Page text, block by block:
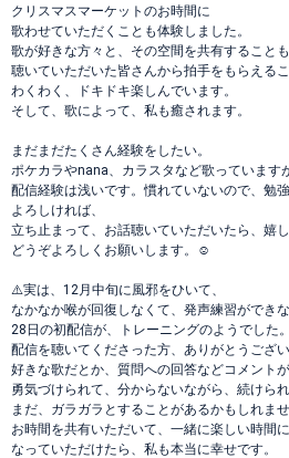
クリスマスマーケットのお時間に
歌わせていただくことも体験しました。
歌が好きな方々と、その空間を共有することも
聴いていただいた皆さんから拍手をもらえるこ
わくわく、ドキドキ楽しんでいます。
そして、歌によって、私も癒されます。
まだまだたくさん経験をしたい。
ポケカラやnana、カラスタなど歌っています
配信経験は浅いです。慣れていないので、勉強
よろしければ、
立ち止まって、お話聴いていただいたら、嬉し
どうぞよろしくお願いします。☺️
⚠️実は、12月中旬に風邪をひいて、
なかなか喉が回復しなくて、発声練習ができな
28日の初配信が、トレーニングのようでした。
配信を聴いてくださった方、ありがとうござい
好きな歌だとか、質問への回答などコメント
勇気づけられて、分からないながら、続けられ
まだ、ガラガラとすることがあるかもしれませ
お時間を共有いただいて、一緒に楽しい時間に
なっていただけたら、私も本当に幸せです。